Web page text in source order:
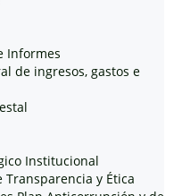
Informes
de ingresos, gastos e
Institucional
Transparencia y Ética